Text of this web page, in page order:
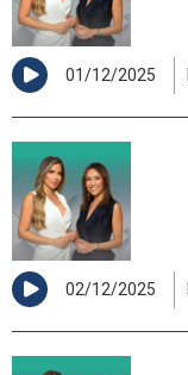
01/12/2025
02/12/2025